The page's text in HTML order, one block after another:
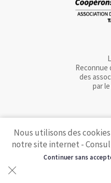
des
par
Nous utilisons des
notre site internet -
Continuer sans